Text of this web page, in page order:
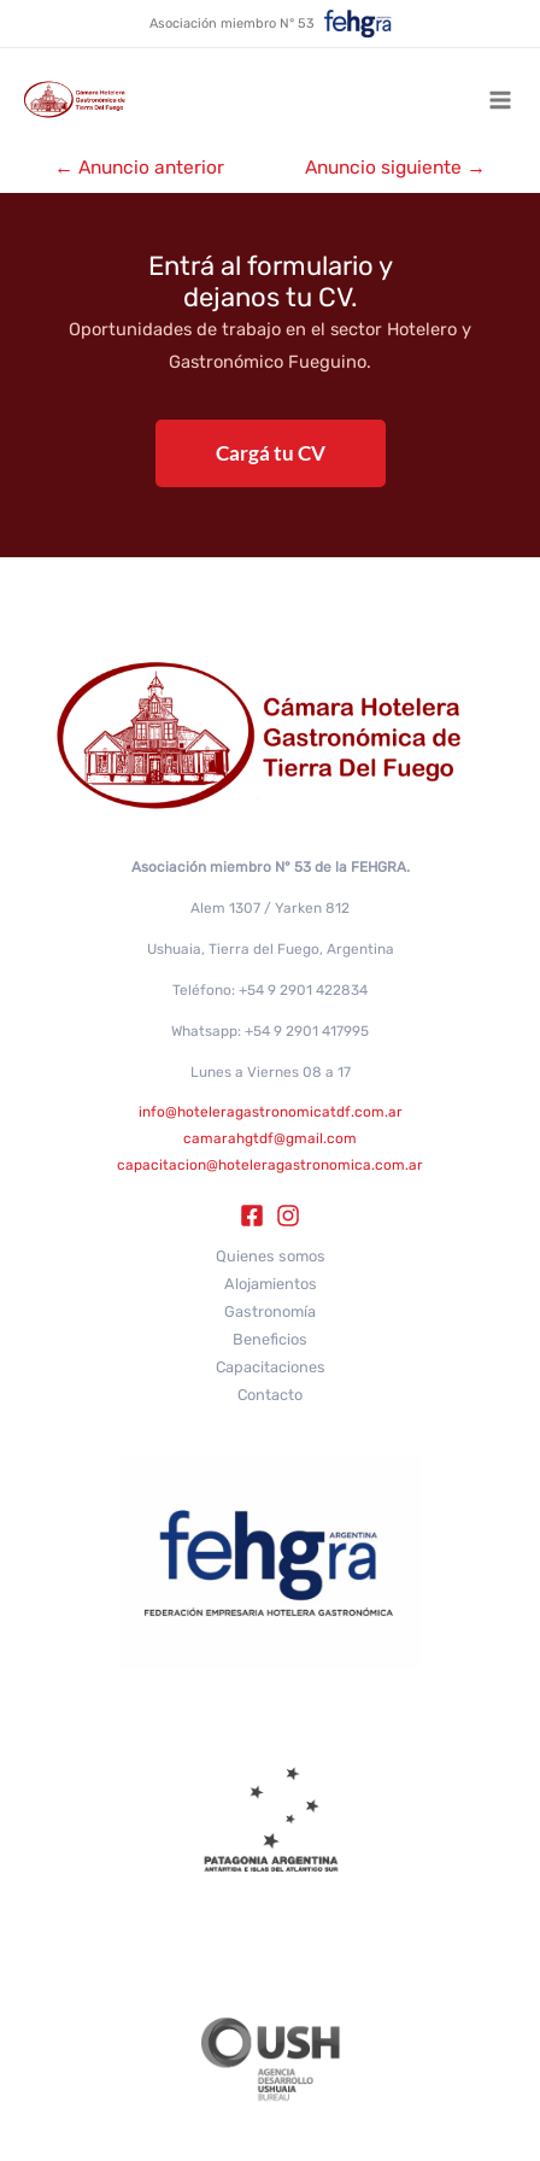
contenido
Asociación miembro N° 53
Arte Gastronómico
Navegación
de
← Anuncio anterior Anuncio siguiente →
Entrá al formulario y
dejanos tu CV.
Oportunidades de trabajo en el sector Hotelero y
Gastronómico Fueguino.
Cargá tu CV
Asociación miembro N° 53 de la FEHGRA.
Alem 1307 / Yarken 812
Ushuaia, Tierra del Fuego, Argentina
Teléfono: +54 9 2901 422834
Whatsapp: +54 9 2901 417995
Lunes a Viernes 08 a 17
info@hoteleragastronomicatdf.com.ar
camarahgtdf@gmail.com
capacitacion@hoteleragastronomica.com.ar
Quienes somos
Alojamientos
Gastronomía
Beneficios
Capacitaciones
Contacto